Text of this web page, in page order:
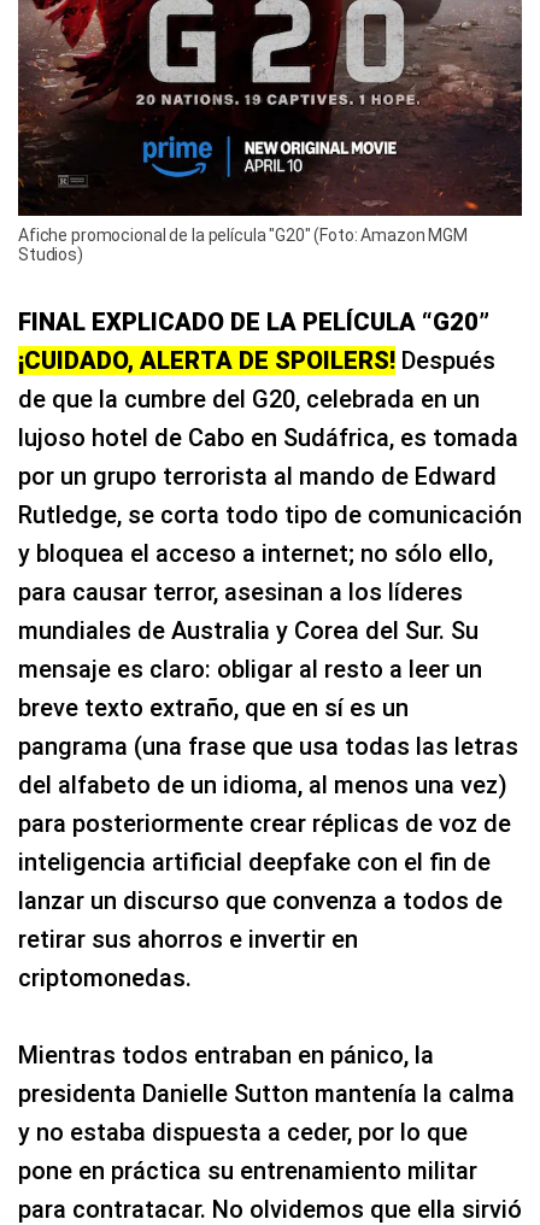
Afiche promocional de la película "G20" (Foto: Amazon MGM
Studios)
FINAL EXPLICADO DE LA PELÍCULA “G20”
¡CUIDADO, ALERTA DE SPOILERS! Después
de que la cumbre del G20, celebrada en un
lujoso hotel de Cabo en Sudáfrica, es tomada
por un grupo terrorista al mando de Edward
Rutledge, se corta todo tipo de comunicación
y bloquea el acceso a internet; no sólo ello,
para causar terror, asesinan a los líderes
mundiales de Australia y Corea del Sur. Su
mensaje es claro: obligar al resto a leer un
breve texto extraño, que en sí es un
pangrama (una frase que usa todas las letras
del alfabeto de un idioma, al menos una vez)
para posteriormente crear réplicas de voz de
inteligencia artificial deepfake con el fin de
lanzar un discurso que convenza a todos de
retirar sus ahorros e invertir en
criptomonedas.
Mientras todos entraban en pánico, la
presidenta Danielle Sutton mantenía la calma
y no estaba dispuesta a ceder, por lo que
pone en práctica su entrenamiento militar
para contratacar. No olvidemos que ella sirvió